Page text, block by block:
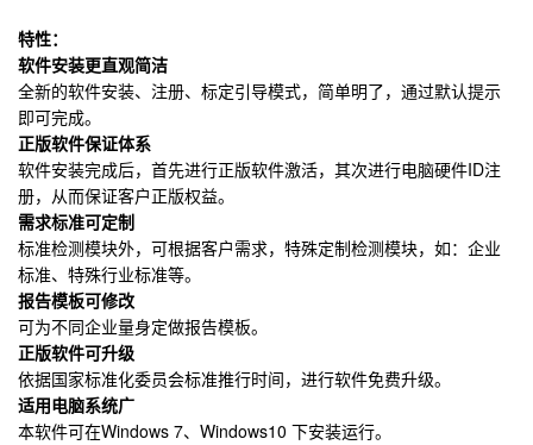
特性：
软件安装更直观简洁
全新的软件安装、注册、标定引导模式，简单明了，通过默认提示
即可完成。
正版软件保证体系
软件安装完成后，首先进行正版软件激活，其次进行电脑硬件ID注
册，从而保证客户正版权益。
需求标准可定制
标准检测模块外，可根据客户需求，特殊定制检测模块，如：企业
标准、特殊行业标准等。
报告模板可修改
可为不同企业量身定做报告模板。
正版软件可升级
依据国家标准化委员会标准推行时间，进行软件免费升级。
适用电脑系统广
本软件可在Windows 7、Windows10 下安装运行。